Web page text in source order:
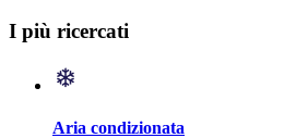
I più ricercati
Aria condizionata